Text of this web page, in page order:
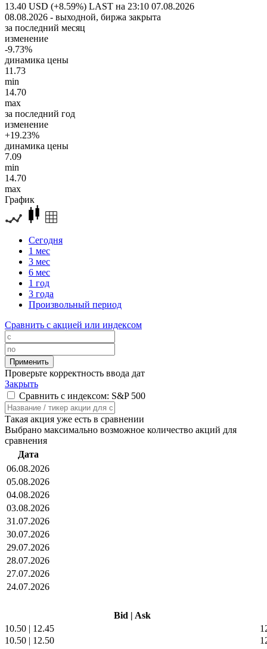
13.40 USD (+8.59%) LAST на 23:10 07.08.2026
08.08.2026 - выходной, биржа закрыта
за последний месяц
изменение
-9.73%
динамика цены
11.73
min
14.70
max
за последний год
изменение
+19.23%
динамика цены
7.09
min
14.70
max
График
Сегодня
1 мес
3 мес
6 мес
1 год
3 года
Произвольный период
Сравнить с акцией или индексом
Проверьте корректность ввода дат
Закрыть
Сравнить с индексом: S&P 500
Такая акция уже есть в сравнении
Выбрано максимально возможное количество акций для
сравнения
Дата
06.08.2026
05.08.2026
04.08.2026
03.08.2026
31.07.2026
30.07.2026
29.07.2026
28.07.2026
27.07.2026
24.07.2026
Bid | Ask
10.50 | 12.45
10.50 | 12.50